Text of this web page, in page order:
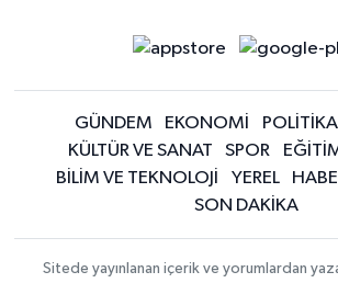
GÜNDEM EKONOMİ POLİTİKA
KÜLTÜR VE SANAT
SPOR
BİLİM VE TEKNOLOJİ
YEREL
SON DAKİKA
Sitede yayınlanan içerik ve yorumlardan